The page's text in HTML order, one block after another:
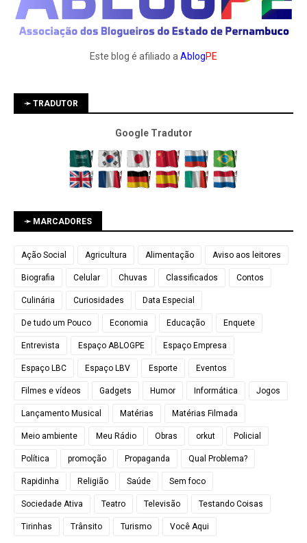
Este blog é afiliado a AblogPE
➛ TRADUTOR
Google Tradutor
➛ MARCADORES
Ação Social Agricultura Alimentação Aviso aos leitores
Biografia Celular Chuvas Classificados Contos
Culinária Curiosidades Data Especial
De tudo um Pouco Economia Educação Enquete
Entrevista Espaço ABLOGPE Espaço Empresa
Espaço LBC Espaço LBV Esporte Eventos
Filmes e vídeos Gadgets Humor Informática Jogos
Lançamento Musical Matérias Matérias Filmada
Meio ambiente Meu Rádio Obras orkut Policial
Política promoção Propaganda Qual Problema?
Rapidinha Religião Saúde Sem foco
Sociedade Ativa Teatro Televisão Testando Coisas
Tirinhas Trânsito Turismo Você Aqui